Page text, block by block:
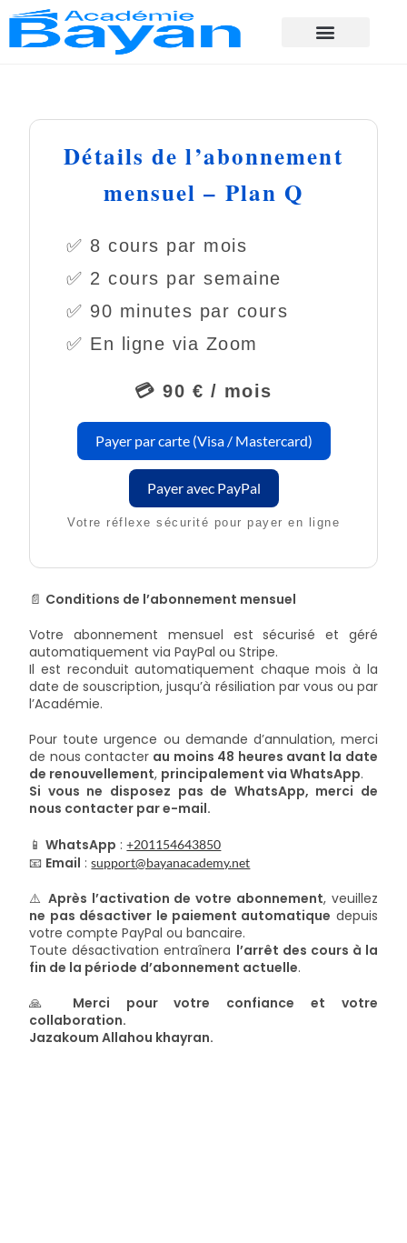
Détails de l’abonnement
mensuel – Plan Q
✅ 8 cours par mois
✅ 2 cours par semaine
✅ 90 minutes par cours
✅ En ligne via Zoom
💳 90 € / mois
Payer par carte (Visa / Mastercard)
Payer avec PayPal
Votre réflexe sécurité pour payer en ligne
📄 Conditions de l’abonnement mensuel
Votre abonnement mensuel est sécurisé et géré
automatiquement via PayPal ou Stripe.
Il est reconduit automatiquement chaque mois à la
date de souscription, jusqu’à résiliation par vous ou par
l’Académie.
Pour toute urgence ou demande d’annulation, merci
de nous contacter au moins 48 heures avant la date
de renouvellement, principalement via WhatsApp.
Si vous ne disposez pas de WhatsApp, merci de
nous contacter par e-mail.
📱WhatsApp :+201154643850
📧 Email :support@bayanacademy.net
⚠️ Après l’activation de votre abonnement, veuillez
ne pas désactiver le paiement automatique depuis
votre compte PayPal ou bancaire.
Toute désactivation entraînera l’arrêt des cours à la
fin de la période d’abonnement actuelle.
🙏 Merci pour votre confiance et votre
collaboration.
Jazakoum Allahou khayran.